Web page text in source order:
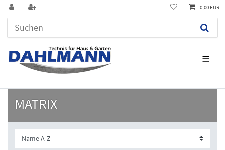
☰
0,00 EUR
MATRIX